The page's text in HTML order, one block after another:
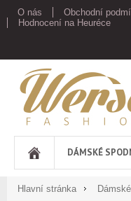
O nás Obchodní
Hodnocení na Heuréce
Werso
DÁMSKÉ
Hlavní stránka